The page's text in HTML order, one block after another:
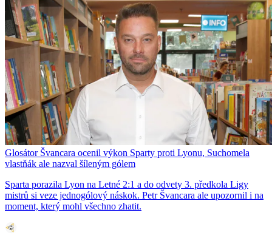
Glosátor Švancara ocenil výkon Sparty proti Lyonu, Suchomela
vlastňák ale nazval šíleným gólem
Sparta porazila Lyon na Letné 2:1 a do odvety 3. předkola Ligy
mistrů si veze jednogólový náskok. Petr Švancara ale upozornil i na
moment, který mohl všechno zhatit.